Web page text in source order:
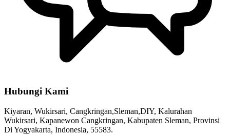
Hubungi Kami
Kiyaran, Wukirsari, Cangkringan,Sleman,DIY, Kalurahan
Wukirsari, Kapanewon Cangkringan, Kabupaten Sleman, Provinsi
Di Yogyakarta, Indonesia, 55583.